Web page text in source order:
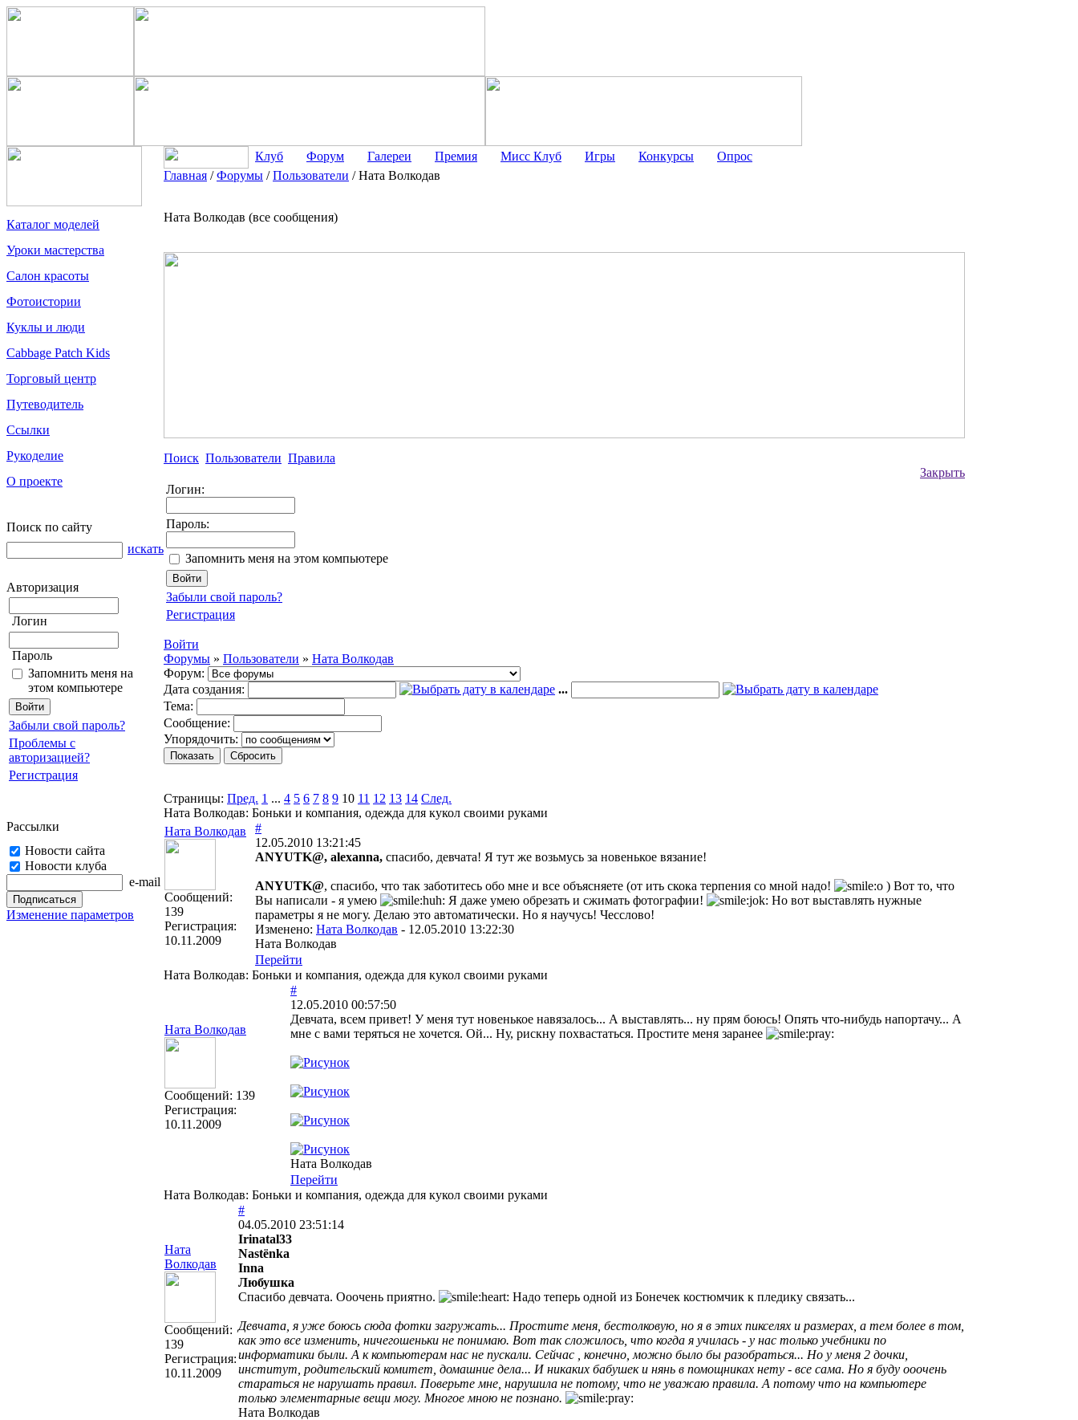
Каталог моделей
Уроки мастерства
Салон красоты
Фотоистории
Куклы и люди
Cabbage Patch Kids
Торговый центр
Путеводитель
Ссылки
Рукоделие
О проекте
Поиск по сайту
искать
Авторизация
Логин
Пароль
Запомнить меня на
этом компьютере
Забыли свой пароль?
Проблемы с
авторизацией?
Регистрация
Рассылки
Новости сайта
Новости клуба
e-mail
Изменение параметров
Клуб Форум Галереи Премия Мисс Клуб Игры Конкурсы
Опрос
Главная /Форумы /Пользователи /Ната Волкодав
Ната Волкодав (все сообщения)
Поиск Пользователи Правила
Закрыть
Логин:
Пароль:
Запомнить меня на этом компьютере
Забыли свой пароль?
Регистрация
Войти
Форумы » Пользователи » Ната Волкодав
Форум:
Дата создания:
...
Тема:
Cooбщение:
Упорядочить:
Страницы: Пред. 1 ... 4 5 6 7 8 9 10 11 12 13 14 След.
Ната Волкодав: Боньки и компания, одежда для кукол своими руками
Ната Волкодав
Cообщений:
139
Регистрация:
10.11.2009
#
12.05.2010 13:21:45
ANYUTK@, alexanna, спасибо, девчата! Я тут же возьмусь за новенькое вязание!
ANYUTK@, спасибо, что так заботитесь обо мне и все объясняете (от ить скока терпения со мной надо!
) Вот то, что
Вы написали - я умею
Я даже умею обрезать и сжимать фотографии!
Но вот выставлять нужные
параметры я не могу. Делаю это автоматически. Но я научусь! Чесслово!
Изменено: Ната Волкодав - 12.05.2010 13:22:30
Ната Волкодав
Перейти
Ната Волкодав: Боньки и компания, одежда для кукол своими руками
Ната Волкодав
Cообщений: 139
Регистрация:
10.11.2009
#
12.05.2010 00:57:50
Девчата, всем привет! У меня тут новенькое навязалось... А выставлять... ну прям боюсь! Опять что-нибудь напортачу... А
мне с вами теряться не хочется. Ой... Ну, рискну похвастаться. Простите меня заранее
Ната Волкодав
Перейти
Ната Волкодав: Боньки и компания, одежда для кукол своими руками
Ната
Волкодав
Cообщений:
139
Регистрация:
10.11.2009
#
04.05.2010 23:51:14
Irinatal33
Nastёnka
Inna
Любушка
Спасибо девчата. Ооочень приятно.
Надо теперь одной из Бонечек костюмчик к пледику связать...
Девчата, я уже боюсь сюда фотки загружать... Простите меня, бестолковую, но я в этих пикселях и размерах, а тем более в том,
как это все изменить, ничегошеньки не понимаю. Вот так сложилось, что когда я училась - у нас только учебники по
информатики были. А к компьютерам нас не пускали. Сейчас , конечно, можно было бы разобраться... Но у меня 2 дочки,
институт, родительский комитет, домашние дела... И никаких бабушек и нянь в помощниках нету - все сама. Но я буду ооочень
стараться не нарушать правил. Поверьте мне, нарушила не потому, что не уважаю правила. А потому что на компьютере
только элементарные вещи могу. Многое мною не познано.
Ната Волкодав